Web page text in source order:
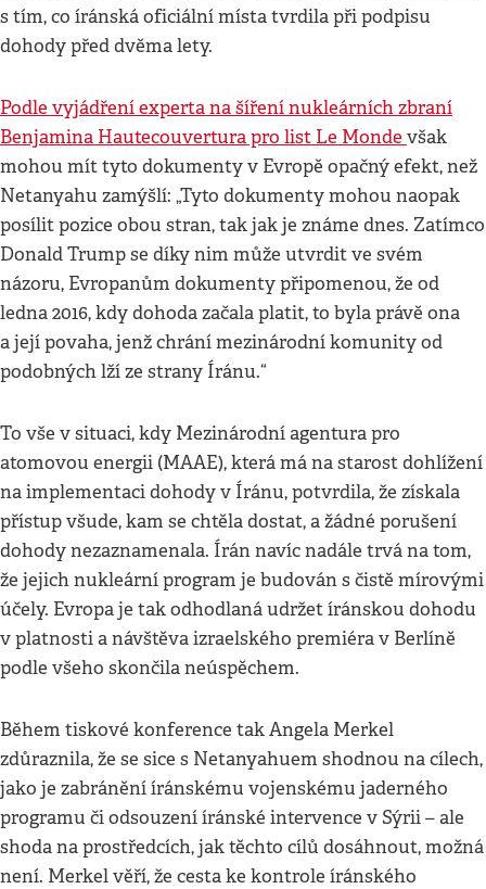
s tím, co íránská oficiální místa tvrdila při podpisu
dohody před dvěma lety.
Podle vyjádření experta na šíření nukleárních zbraní
Benjamina Hautecouvertura pro list Le Monde však
mohou mít tyto dokumenty v Evropě opačný efekt, než
Netanyahu zamýšlí: „Tyto dokumenty mohou naopak
posílit pozice obou stran, tak jak je známe dnes. Zatímco
Donald Trump se díky nim může utvrdit ve svém
názoru, Evropanům dokumenty připomenou, že od
ledna 2016, kdy dohoda začala platit, to byla právě ona
a její povaha, jenž chrání mezinárodní komunity od
podobných lží ze strany Íránu.“
To vše v situaci, kdy Mezinárodní agentura pro
atomovou energii (MAAE), která má na starost dohlížení
na implementaci dohody v Íránu, potvrdila, že získala
přístup všude, kam se chtěla dostat, a žádné porušení
dohody nezaznamenala. Írán navíc nadále trvá na tom,
že jejich nukleární program je budován s čistě mírovými
účely. Evropa je tak odhodlaná udržet íránskou dohodu
v platnosti a návštěva izraelského premiéra v Berlíně
podle všeho skončila neúspěchem.
Během tiskové konference tak Angela Merkel
zdůraznila, že se sice s Netanyahuem shodnou na cílech,
jako je zabránění íránskému vojenskému jaderného
programu či odsouzení íránské intervence v Sýrii – ale
shoda na prostředcích, jak těchto cílů dosáhnout, možná
není. Merkel věří, že cesta ke kontrole íránského